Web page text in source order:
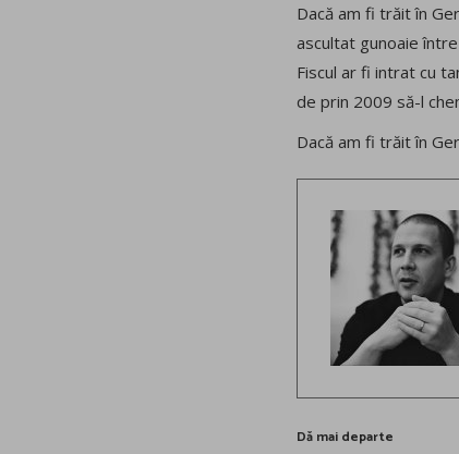
Dacă am fi trăit în
ascultat gunoaie
Fiscul ar fi intrat cu
de prin 2009 să-l
Dacă am fi trăit în
Dă mai departe